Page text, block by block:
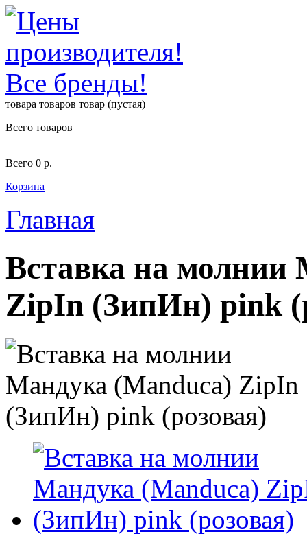
товара товаров товар (пустая)
Всего товаров
Всего 0 р.
Корзина
Главная
Вставка на молнии
ZipIn (ЗипИн) pink